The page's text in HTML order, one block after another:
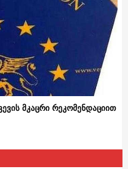
მკაცრი რეკომენდაციით